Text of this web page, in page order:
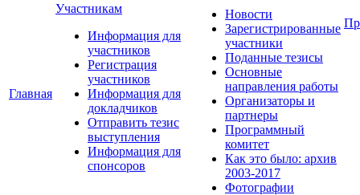
Главная
Участникам
Информация для
участников
Регистрация
участников
Информация для
докладчиков
Отправить тезис
выступления
Информация для
спонсоров
Новости
Зарегистрированные
участники
Поданные тезисы
Основные
направления работы
Организаторы и
партнеры
Программный
комитет
Как это было: архив
2003-2017
Фотографии